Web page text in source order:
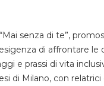
senza di te”,
di affrontare
e prassi di vita
di Milano, con